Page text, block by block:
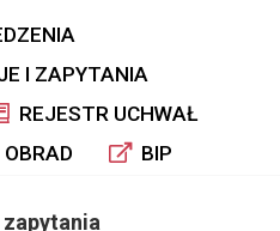
I ZAPYTANIA
REJESTR UCHWAŁ
BIP